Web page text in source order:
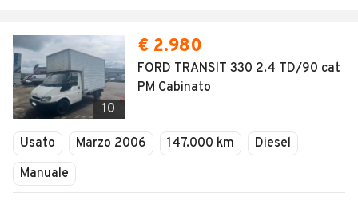
10
€ 2.980
FORD TRANSIT 330 2.4 TD/90 cat
PM Cabinato
Usato Marzo 2006 147.000 km
Diesel
Manuale